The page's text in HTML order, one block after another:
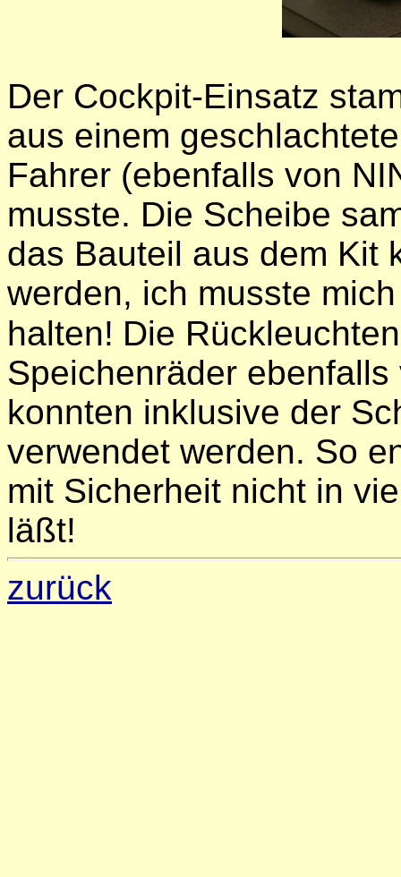
Der Cockpit-Einsatz
aus einem
Fahrer (ebenfalls von
musste. Die Scheibe
das Bauteil aus dem Kit
werden, ich musste
halten! Die
Speichenräder
konnten inklusive der
verwendet werden. So
mit Sicherheit nicht in
läßt!
zurück